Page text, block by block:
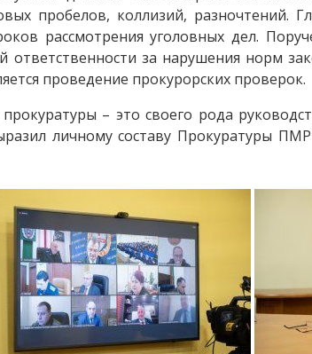
пробелов, коллизий, разночтений.
рассмотрения уголовных дел.
за нарушения норм
проведение прокурорских проверок.
– это своего рода
личному составу Прокуратуры